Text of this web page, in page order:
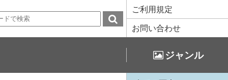
ご利用規定
お問い合わせ
ジャンル